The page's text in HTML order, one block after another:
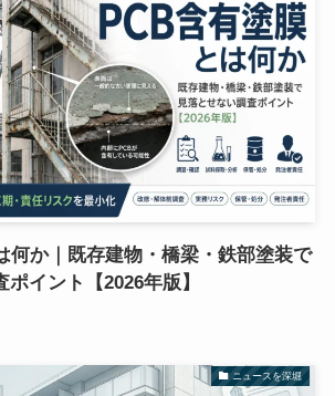
何か｜既存建物・橋梁・鉄部塗装で
イント【2026年版】
ニュースを深堀